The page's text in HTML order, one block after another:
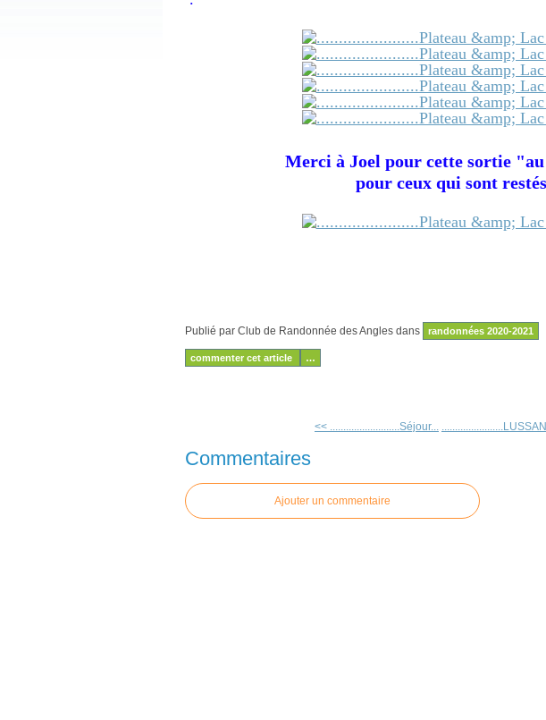
Merci à Joel pour cette sortie
pour ceux qui sont
Publié par Club de Randonnée des Angles dans randonnées 2020-2021
commenter cet article …
<< ..........................Séjour...
Commentaires
Ajouter un commentaire